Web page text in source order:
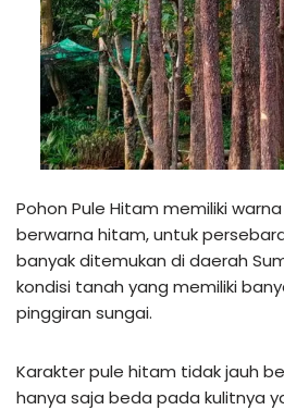
Pohon Pule Hitam memiliki
berwarna hitam, untuk
banyak ditemukan di daerah
kondisi tanah yang memiliki
pinggiran sungai.
Karakter pule hitam tidak jauh
hanya saja beda pada kulitnya